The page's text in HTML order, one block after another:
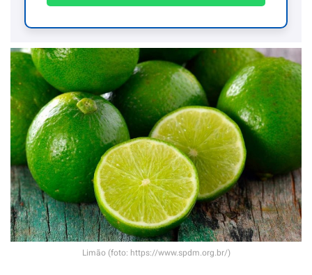
Limão (foto: https://www.spdm.org.br/)